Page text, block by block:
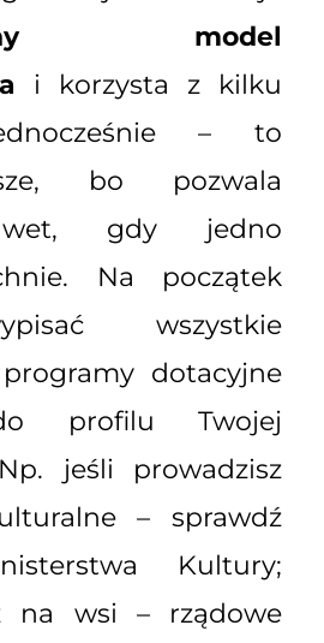
model
i korzysta z kilku
– to
bo pozwala
gdy jedno
Na początek
wszystkie
dotacyjne
profilu Twojej
jeśli prowadzisz
– sprawdź
Kultury;
na wsi – rządowe